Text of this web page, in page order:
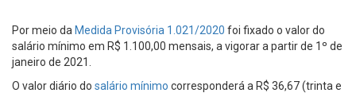
Por meio da Medida Provisória 1.021/2020 foi fixado o valor do
salário mínimo em R$ 1.100,00 mensais, a vigorar a partir de 1º de
janeiro de 2021.
O valor diário do salário mínimo corresponderá a R$ 36,67 (trinta e